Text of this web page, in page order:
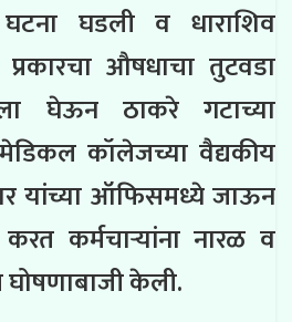
घडली व धाराशिव
औषधाचा तुटवडा
घेऊन ठाकरे गटाच्या
कॉलेजच्या वैद्यकीय
यांच्या ऑफिसमध्ये जाऊन
कर्मचाऱ्यांना नारळ व
केली.